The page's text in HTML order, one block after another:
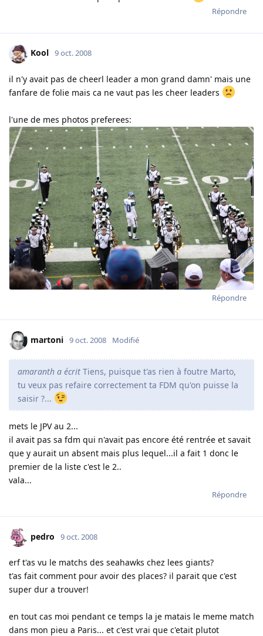
Répondre
Kool 9 oct. 2008
il n'y avait pas de cheerl leader a mon grand damn' mais une
fanfare de folie mais ca ne vaut pas les cheer leaders
l'une de mes photos preferees:
Répondre
martoni 9 oct. 2008 Modifié
amaranth a écrit Tiens, puisque t'as rien à foutre Marto,
tu veux pas refaire correctement ta FDM qu'on puisse la
saisir ?...
mets le JPV au 2...
il avait pas sa fdm qui n'avait pas encore été rentrée et savait
que y aurait un absent mais plus lequel...il a fait 1 donc le
premier de la liste c'est le 2..
vala...
Répondre
pedro 9 oct. 2008
erf t'as vu le matchs des seahawks chez lees giants?
t'as fait comment pour avoir des places? il parait que c'est
super dur a trouver!
en tout cas moi pendant ce temps la je matais le meme match
dans mon pieu a Paris... et c'est vrai que c'etait plutot